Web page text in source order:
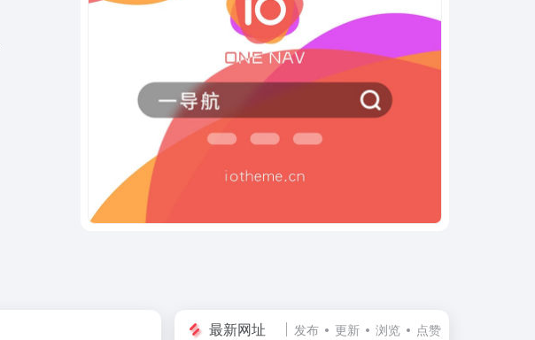
最新网址 发布 更新 浏览 点赞